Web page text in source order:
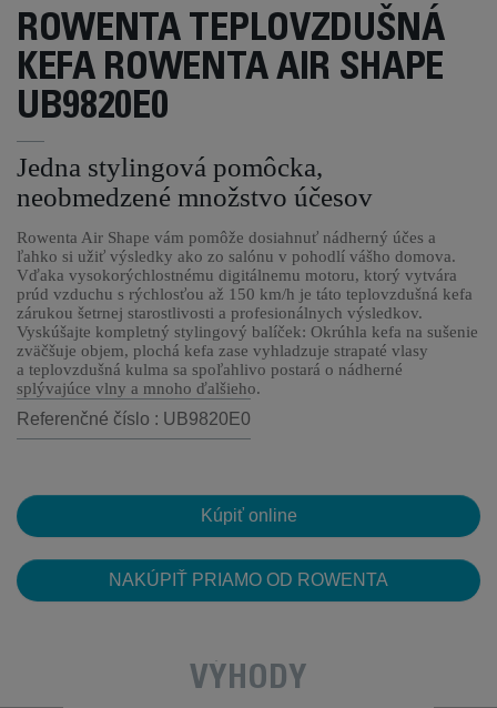
ROWENTA TEPLOVZDUŠNÁ
KEFA ROWENTA AIR SHAPE
UB9820E0
Jedna stylingová pomôcka,
neobmedzené množstvo účesov
Rowenta Air Shape vám pomôže dosiahnuť nádherný účes a
ľahko si užiť výsledky ako zo salónu v pohodlí vášho domova.
Vďaka vysokorýchlostnému digitálnemu motoru, ktorý vytvára
prúd vzduchu s rýchlosťou až 150 km/h je táto teplovzdušná kefa
zárukou šetrnej starostlivosti a profesionálnych výsledkov.
Vyskúšajte kompletný stylingový balíček: Okrúhla kefa na sušenie
zväčšuje objem, plochá kefa zase vyhladzuje strapaté vlasy
a teplovzdušná kulma sa spoľahlivo postará o nádherné
splývajúce vlny a mnoho ďalšieho.
Referenčné číslo : UB9820E0
Kúpiť online
NAKÚPIŤ PRIAMO OD ROWENTA
VÝHODY